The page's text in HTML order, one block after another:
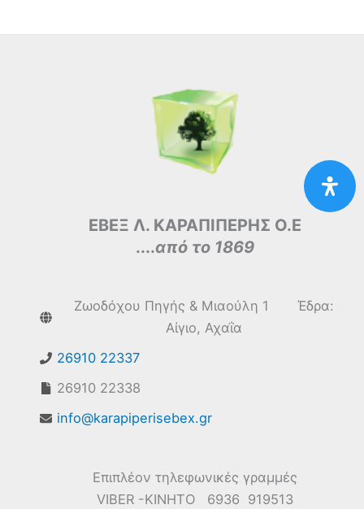
ΕΒΕΞ Λ. ΚΑΡΑΠΙΠΕΡΗΣ Ο.Ε
....από το 1869
Ζωοδόχου Πηγής & Μιαούλη 1 Έδρα:
Αίγιο, Αχαΐα
26910 22337
26910 22338
info@karapiperisebex.gr
Επιπλέον τηλεφωνικές γραμμές
VIBER -ΚΙΝΗΤΟ 6936 919513